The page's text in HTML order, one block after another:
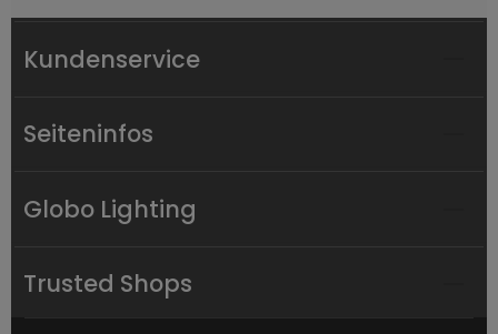
Kundenservice
Seiteninfos
Globo Lighting
Trusted Shops